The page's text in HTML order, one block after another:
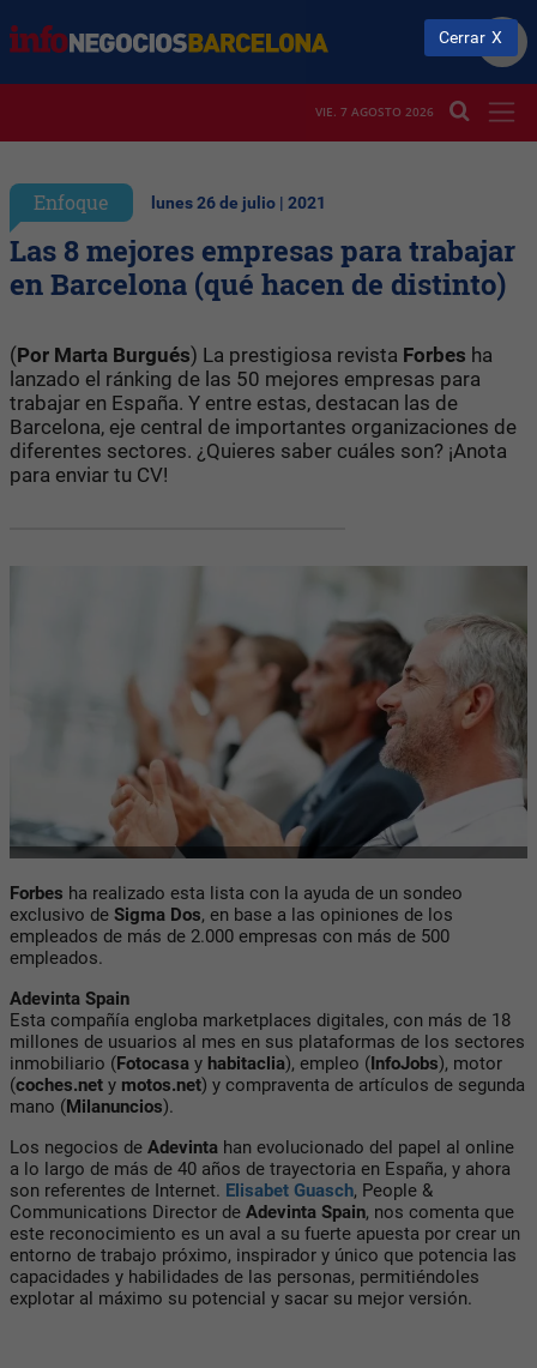
VIE. 7 AGOSTO 2026
Enfoque lunes 26 de julio | 2021
Las 8 mejores empresas para trabajar
en Barcelona (qué hacen de distinto)
(Por Marta Burgués) La prestigiosa revista Forbes ha
lanzado el ránking de las 50 mejores empresas para
trabajar en España. Y entre estas, destacan las de
Barcelona, eje central de importantes organizaciones de
diferentes sectores. ¿Quieres saber cuáles son? ¡Anota
para enviar tu CV!
Forbes ha realizado esta lista con la ayuda de un sondeo
exclusivo de Sigma Dos, en base a las opiniones de los
empleados de más de 2.000 empresas con más de 500
empleados.
Adevinta Spain
Esta compañía engloba marketplaces digitales, con más de 18
millones de usuarios al mes en sus plataformas de los sectores
inmobiliario (Fotocasa y habitaclia), empleo (InfoJobs), motor
(coches.net y motos.net) y compraventa de artículos de segunda
mano (Milanuncios).
Los negocios de Adevinta han evolucionado del papel al online
a lo largo de más de 40 años de trayectoria en España, y ahora
son referentes de Internet. Elisabet Guasch, People &
Communications Director de Adevinta Spain, nos comenta que
este reconocimiento es un aval a su fuerte apuesta por crear un
entorno de trabajo próximo, inspirador y único que potencia las
capacidades y habilidades de las personas, permitiéndoles
explotar al máximo su potencial y sacar su mejor versión.
Cerrar